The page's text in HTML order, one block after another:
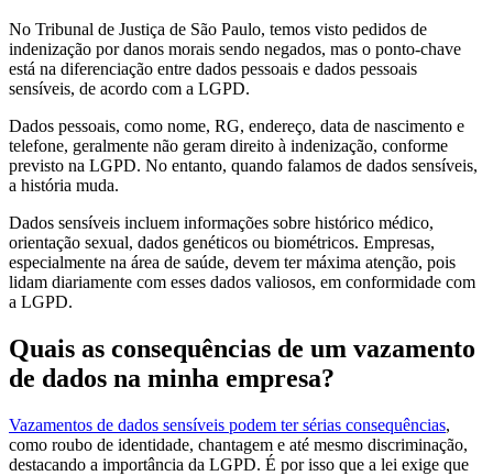
No Tribunal de Justiça de São Paulo, temos visto pedidos de
indenização por danos morais sendo negados, mas o ponto-chave
está na diferenciação entre dados pessoais e dados pessoais
sensíveis, de acordo com a LGPD.
Dados pessoais, como nome, RG, endereço, data de nascimento e
telefone, geralmente não geram direito à indenização, conforme
previsto na LGPD. No entanto, quando falamos de dados sensíveis,
a história muda.
Dados sensíveis incluem informações sobre histórico médico,
orientação sexual, dados genéticos ou biométricos. Empresas,
especialmente na área de saúde, devem ter máxima atenção, pois
lidam diariamente com esses dados valiosos, em conformidade com
a LGPD.
Quais as consequências de um vazamento
de dados na minha empresa?
Vazamentos de dados sensíveis podem ter sérias consequências,
como roubo de identidade, chantagem e até mesmo discriminação,
destacando a importância da LGPD. É por isso que a lei exige que